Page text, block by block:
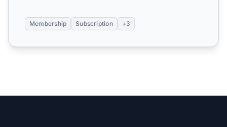
Membership Subscription +3